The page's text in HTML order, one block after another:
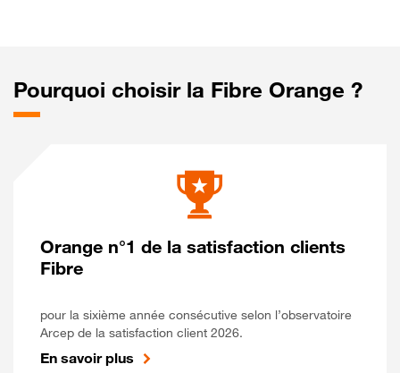
Pourquoi choisir la Fibre Orange ?
Orange n°1 de la satisfaction clients
Fibre
pour la sixième année consécutive selon l’observatoire
Arcep de la satisfaction client 2026.
En savoir plus